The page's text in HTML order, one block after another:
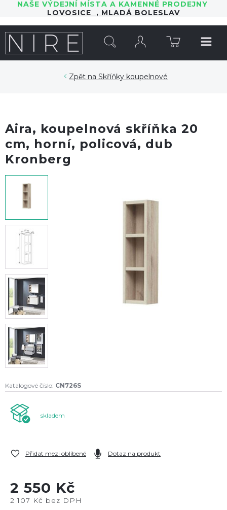
NAŠE VÝDEJNÍ MÍSTA A KAMENNÉ PRODEJNY
LOVOSICE , MLADÁ BOLESLAV
Skříňky koupelnové
Aira, koupelnová skříňka 20
cm, horní, policová, dub
Kronberg
Katalogové číslo: CN726S
skladem
Přidat mezi oblíbené Dotaz na produkt
2 550 Kč
2 107 Kč bez DPH